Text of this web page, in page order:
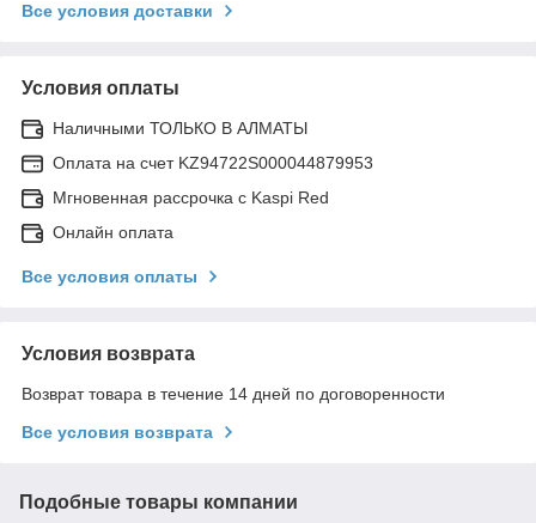
Все условия доставки
Условия оплаты
Наличными ТОЛЬКО В АЛМАТЫ
Оплата на счет KZ94722S000044879953
Мгновенная рассрочка с Kaspi Red
Онлайн оплата
Все условия оплаты
Условия возврата
Возврат товара в течение 14 дней по договоренности
Все условия возврата
Подобные товары компании